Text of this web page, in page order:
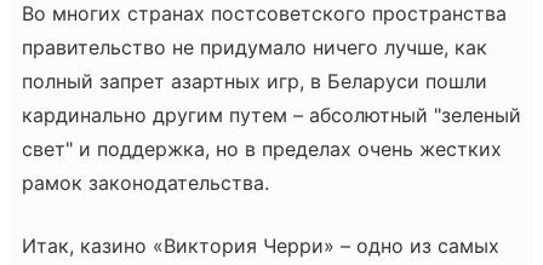
Во многих странах постсоветского пространства
правительство не придумало ничего лучше, как
полный запрет азартных игр, в Беларуси пошли
кардинально другим путем – абсолютный "зеленый
свет" и поддержка, но в пределах очень жестких
рамок законодательства.
Итак, казино «Виктория Черри» – одно из самых